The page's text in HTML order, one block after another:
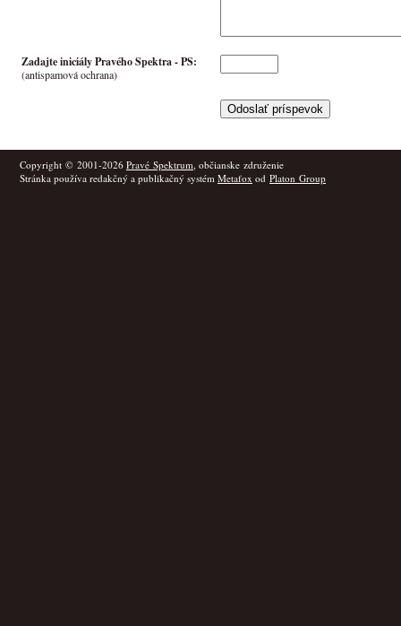
Zadajte iniciály Pravého Spektra -PS:
(antispamová ochrana)
Copyright © 2001-2026 Pravé Spektrum, občianske združenie
Stránka používa redakčný a publikačný systém Metafox od Platon Group